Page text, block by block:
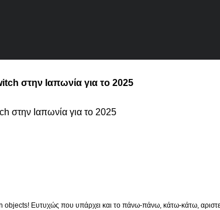
στην Ιαπωνία για το 2025
Ευτυχώς που υπάρχει και το πάνω-πάνω, κάτω-κάτω,